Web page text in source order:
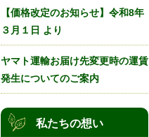
【価格改定のお知らせ】令和8年
３月１日 より
ヤマト運輸お届け先変更時の運賃
発生についてのご案内
私たちの想い